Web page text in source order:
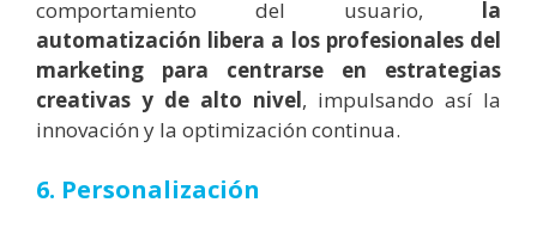
comportamiento del usuario, la
automatización libera a los profesionales del
marketing para centrarse en estrategias
creativas y de alto nivel, impulsando así la
innovación y la optimización continua.
6. Personalización